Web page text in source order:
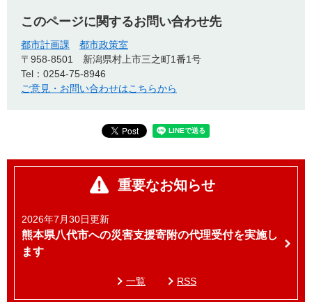
このページに関するお問い合わせ先
都市計画課
都市政策室
〒958-8501
新潟県村上市三之町1番1号
Tel：0254-75-8946
ご意見・お問い合わせはこちらから
重要なお知らせ
2026年7月30日更新
熊本県八代市への災害支援寄附の代理受付を実施し
ます
一覧 RSS